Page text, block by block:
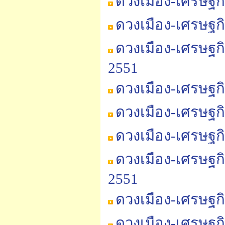
ดวงเมือง-เศรษ
ดวงเมือง-เศรษ
2551
ดวงเมือง-เศรษ
ดวงเมือง-เศรษ
ดวงเมือง-เศรษ
ดวงเมือง-เศรษ
2551
ดวงเมือง-เศรษ